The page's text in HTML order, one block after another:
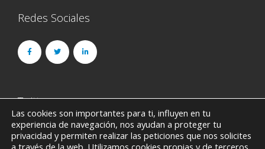
Redes Sociales
Twitter
Could not authenticate you.
Las cookies son importantes para ti, influyen en tu
experiencia de navegación, nos ayudan a proteger tu
privacidad y permiten realizar las peticiones que nos solicites
a través de la web. Utilizamos cookies propias y de terceros